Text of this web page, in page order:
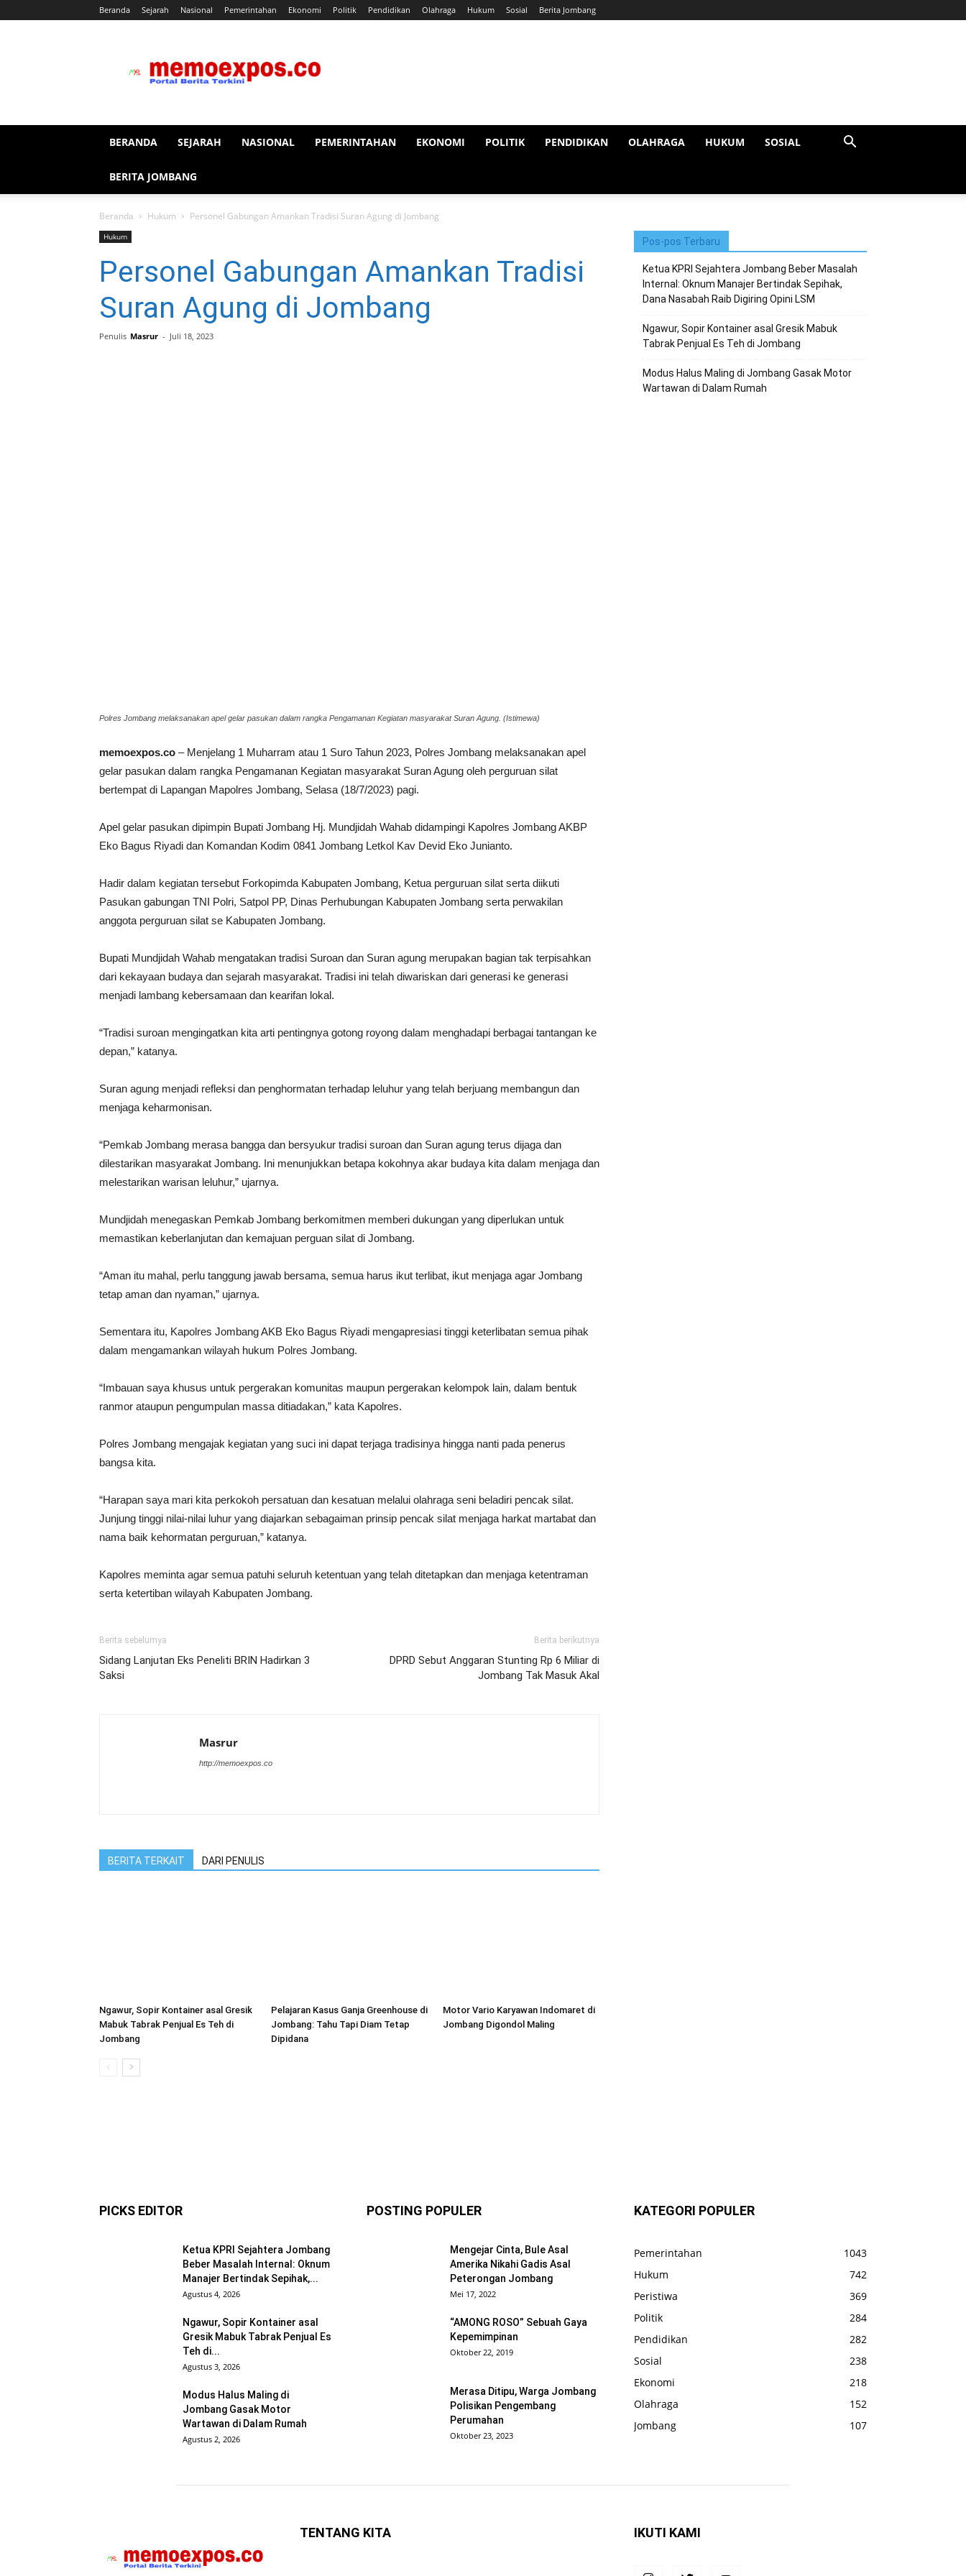
Beranda Sejarah Nasional Pemerintahan Ekonomi Politik Pendidikan Olahraga Hukum Sosial Berita Jombang
BERANDA SEJARAH NASIONAL PEMERINTAHAN EKONOMI POLITIK PENDIDIKAN OLAHRAGA HUKUM SOSIAL
BERITA JOMBANG
Beranda Hukum Personel Gabungan Amankan Tradisi Suran Agung di Jombang
Hukum
Personel Gabungan Amankan Tradisi
Suran Agung di Jombang
Penulis Masrur - Juli 18, 2023
Polres Jombang melaksanakan apel gelar pasukan dalam rangka Pengamanan Kegiatan masyarakat Suran Agung. (Istimewa)
memoexpos.co – Menjelang 1 Muharram atau 1 Suro Tahun 2023, Polres Jombang melaksanakan apel
gelar pasukan dalam rangka Pengamanan Kegiatan masyarakat Suran Agung oleh perguruan silat
bertempat di Lapangan Mapolres Jombang, Selasa (18/7/2023) pagi.
Apel gelar pasukan dipimpin Bupati Jombang Hj. Mundjidah Wahab didampingi Kapolres Jombang AKBP
Eko Bagus Riyadi dan Komandan Kodim 0841 Jombang Letkol Kav Devid Eko Junianto.
Hadir dalam kegiatan tersebut Forkopimda Kabupaten Jombang, Ketua perguruan silat serta diikuti
Pasukan gabungan TNI Polri, Satpol PP, Dinas Perhubungan Kabupaten Jombang serta perwakilan
anggota perguruan silat se Kabupaten Jombang.
Bupati Mundjidah Wahab mengatakan tradisi Suroan dan Suran agung merupakan bagian tak terpisahkan
dari kekayaan budaya dan sejarah masyarakat. Tradisi ini telah diwariskan dari generasi ke generasi
menjadi lambang kebersamaan dan kearifan lokal.
“Tradisi suroan mengingatkan kita arti pentingnya gotong royong dalam menghadapi berbagai tantangan ke
depan,” katanya.
Suran agung menjadi refleksi dan penghormatan terhadap leluhur yang telah berjuang membangun dan
menjaga keharmonisan.
“Pemkab Jombang merasa bangga dan bersyukur tradisi suroan dan Suran agung terus dijaga dan
dilestarikan masyarakat Jombang. Ini menunjukkan betapa kokohnya akar budaya kita dalam menjaga dan
melestarikan warisan leluhur,” ujarnya.
Mundjidah menegaskan Pemkab Jombang berkomitmen memberi dukungan yang diperlukan untuk
memastikan keberlanjutan dan kemajuan perguan silat di Jombang.
“Aman itu mahal, perlu tanggung jawab bersama, semua harus ikut terlibat, ikut menjaga agar Jombang
tetap aman dan nyaman,” ujarnya.
Sementara itu, Kapolres Jombang AKB Eko Bagus Riyadi mengapresiasi tinggi keterlibatan semua pihak
dalam mengamankan wilayah hukum Polres Jombang.
“Imbauan saya khusus untuk pergerakan komunitas maupun pergerakan kelompok lain, dalam bentuk
ranmor ataupun pengumpulan massa ditiadakan,” kata Kapolres.
Polres Jombang mengajak kegiatan yang suci ini dapat terjaga tradisinya hingga nanti pada penerus
bangsa kita.
“Harapan saya mari kita perkokoh persatuan dan kesatuan melalui olahraga seni beladiri pencak silat.
Junjung tinggi nilai-nilai luhur yang diajarkan sebagaiman prinsip pencak silat menjaga harkat martabat dan
nama baik kehormatan perguruan,” katanya.
Kapolres meminta agar semua patuhi seluruh ketentuan yang telah ditetapkan dan menjaga ketentraman
serta ketertiban wilayah Kabupaten Jombang.
Berita sebelumya
Sidang Lanjutan Eks Peneliti BRIN Hadirkan 3
Saksi
Berita berikutnya
DPRD Sebut Anggaran Stunting Rp 6 Miliar di
Jombang Tak Masuk Akal
Masrur
http://memoexpos.co
BERITA TERKAIT DARI PENULIS
Ngawur, Sopir Kontainer asal Gresik
Mabuk Tabrak Penjual Es Teh di
Jombang
Pelajaran Kasus Ganja Greenhouse di
Jombang: Tahu Tapi Diam Tetap
Dipidana
Motor Vario Karyawan Indomaret di
Jombang Digondol Maling
Pos-pos Terbaru
Ketua KPRI Sejahtera Jombang Beber Masalah
Internal: Oknum Manajer Bertindak Sepihak,
Dana Nasabah Raib Digiring Opini LSM
Ngawur, Sopir Kontainer asal Gresik Mabuk
Tabrak Penjual Es Teh di Jombang
Modus Halus Maling di Jombang Gasak Motor
Wartawan di Dalam Rumah
PICKS EDITOR
Ketua KPRI Sejahtera Jombang
Beber Masalah Internal: Oknum
Manajer Bertindak Sepihak,...
Agustus 4, 2026
Ngawur, Sopir Kontainer asal
Gresik Mabuk Tabrak Penjual Es
Teh di...
Agustus 3, 2026
Modus Halus Maling di
Jombang Gasak Motor
Wartawan di Dalam Rumah
Agustus 2, 2026
POSTING POPULER
Mengejar Cinta, Bule Asal
Amerika Nikahi Gadis Asal
Peterongan Jombang
Mei 17, 2022
“AMONG ROSO” Sebuah Gaya
Kepemimpinan
Oktober 22, 2019
Merasa Ditipu, Warga Jombang
Polisikan Pengembang
Perumahan
Oktober 23, 2023
KATEGORI POPULER
Pemerintahan
1043
Hukum
742
Peristiwa
369
Politik
284
Pendidikan
282
Sosial
238
Ekonomi
218
Olahraga
152
Jombang
107
TENTANG KITA IKUTI KAMI